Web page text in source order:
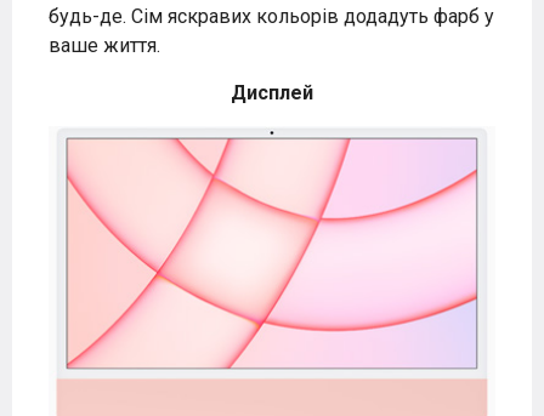
будь-де. Сім яскравих кольорів додадуть фарб у
ваше життя.
Дисплей